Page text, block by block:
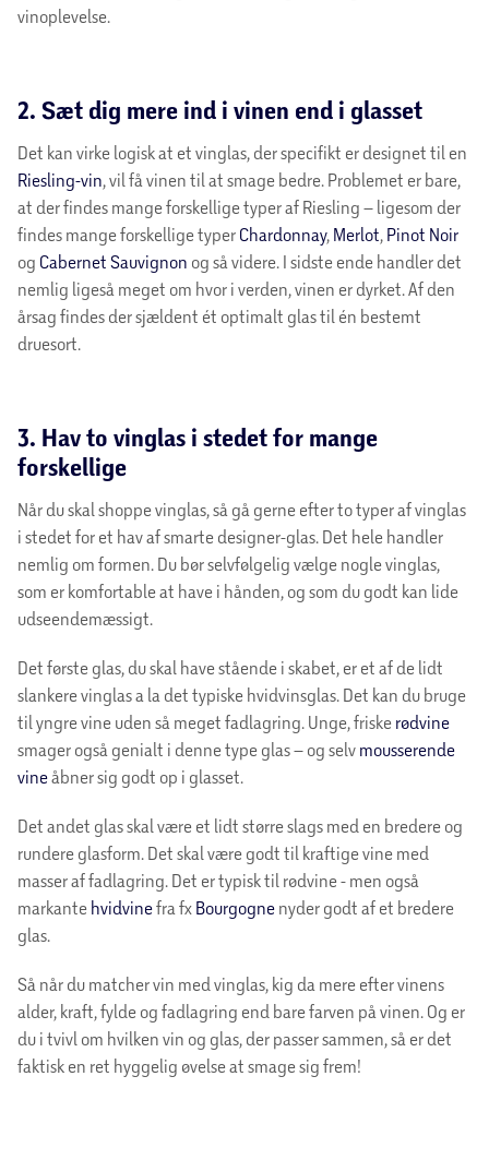
vinoplevelse.
2. Sæt dig mere ind i vinen end i glasset
Det kan virke logisk at et vinglas, der specifikt er designet til en
Riesling-vin , vil få vinen til at smage bedre. Problemet er bare,
at der findes mange forskellige typer af Riesling – ligesom der
findes mange forskellige typer Chardonnay, Merlot Pinot Noir
og Cabernet Sauvignon og så videre. I sidste ende handler det
nemlig ligeså meget om hvor i verden, vinen er dyrket. Af den
årsag findes der sjældent ét optimalt glas til én bestemt
druesort.
3. Hav to vinglas i stedet for mange
forskellige
Når du skal shoppe vinglas, så gå gerne efter to typer af vinglas
i stedet for et hav af smarte designer-glas. Det hele handler
nemlig om formen. Du bør selvfølgelig vælge nogle vinglas,
som er komfortable at have i hånden, og som du godt kan lide
udseendemæssigt.
Det første glas, du skal have stående i skabet, er et af de lidt
slankere vinglas a la det typiske hvidvinsglas. Det kan du bruge
til yngre vine uden så meget fadlagring. Unge, friske rødvine
smager også genialt i denne type glas – og selv mousserende
vineåbner sig godt op i glasset.
Det andet glas skal være et lidt større slags med en bredere og
rundere glasform. Det skal være godt til kraftige vine med
masser af fadlagring. Det er typisk til rødvine - men også
markante hvidvinefra fx Bourgogne nyder godt af et bredere
glas.
Så når du matcher vin med vinglas, kig da mere efter vinens
alder, kraft, fylde og fadlagring end bare farven på vinen. Og er
du i tvivl om hvilken vin og glas, der passer sammen, så er det
faktisk en ret hyggelig øvelse at smage sig frem!